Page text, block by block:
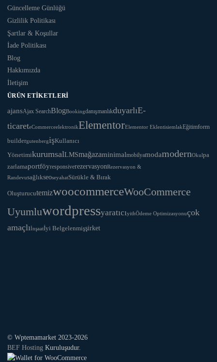
Güncelleme Günlüğü
Gizlilik Politikası
Şartlar & Koşullar
İade Politikası
Blog
Hakkımızda
İletişim
ÜRÜN ETIKETLERI
ajansAjax SearchBlogBookingdanışmanlıkduyarlıE-
ticareteCommerceelektronikElementorElementor EklentisiemlakEğitimform
buildergutenbergişKullanıcı
YönetimikurumsalLMSmağazaminimalmobilyamodamodernOkulpa
zarlamaportföyresponsiverezervasyonRezervasyon &
RandevusağlıkseoseyahatSürükle & Bırak
OluşturucutemizwoocommerceWooCommerce
UyumluwordpressyaratıcıyithÖdeme Optimizasyonuçok
amaçlıİnşaatİyi Belgelenmişşirket
© Wptemamarket 2023-2026
BEF Hosting Kuruluşudur.